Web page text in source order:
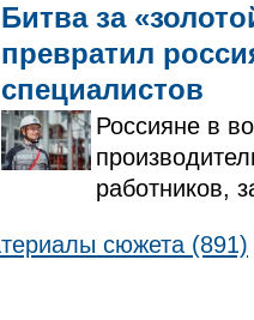
Битва за
превратил
специалистов
Россияне в
работников,
сюжета (891)